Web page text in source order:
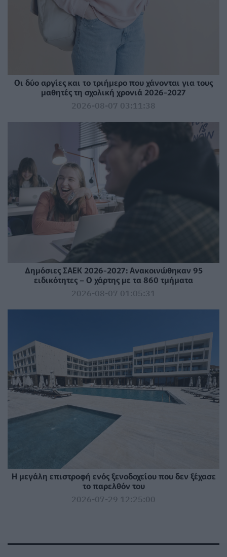
Οι δύο αργίες και το τριήμερο που χάνονται για τους
μαθητές τη σχολική χρονιά 2026-2027
2026-08-07 03:11:38
Δημόσιες ΣΑΕΚ 2026-2027: Ανακοινώθηκαν 95
ειδικότητες – Ο χάρτης με τα 860 τμήματα
2026-08-07 01:05:31
Η μεγάλη επιστροφή ενός ξενοδοχείου που δεν ξέχασε
το παρελθόν του
2026-07-29 12:25:00